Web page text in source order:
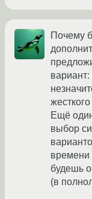
Почему
Ещё
выбор
времени
будешь
(в